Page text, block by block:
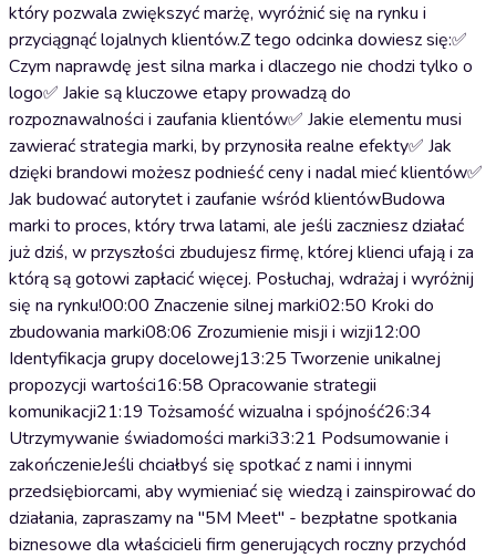
który pozwala zwiększyć marżę, wyróżnić się na rynku i
przyciągnąć lojalnych klientów.Z tego odcinka dowiesz się:✅
Czym naprawdę jest silna marka i dlaczego nie chodzi tylko o
logo✅ Jakie są kluczowe etapy prowadzą do
rozpoznawalności i zaufania klientów✅ Jakie elementu musi
zawierać strategia marki, by przynosiła realne efekty✅ Jak
dzięki brandowi możesz podnieść ceny i nadal mieć klientów✅
Jak budować autorytet i zaufanie wśród klientówBudowa
marki to proces, który trwa latami, ale jeśli zaczniesz działać
już dziś, w przyszłości zbudujesz firmę, której klienci ufają i za
którą są gotowi zapłacić więcej. Posłuchaj, wdrażaj i wyróżnij
się na rynku!00:00 Znaczenie silnej marki02:50 Kroki do
zbudowania marki08:06 Zrozumienie misji i wizji12:00
Identyfikacja grupy docelowej13:25 Tworzenie unikalnej
propozycji wartości16:58 Opracowanie strategii
komunikacji21:19 Tożsamość wizualna i spójność26:34
Utrzymywanie świadomości marki33:21 Podsumowanie i
zakończenieJeśli chciałbyś się spotkać z nami i innymi
przedsiębiorcami, aby wymieniać się wiedzą i zainspirować do
działania, zapraszamy na "5M Meet" - bezpłatne spotkania
biznesowe dla właścicieli firm generujących roczny przychód